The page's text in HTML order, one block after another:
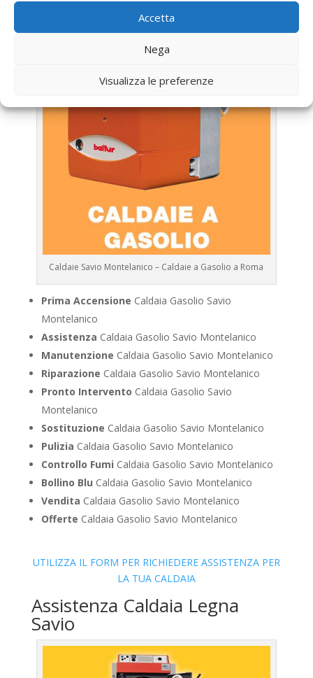
Accetta
Nega
Visualizza le preferenze
Caldaie Savio Montelanico – Caldaie a Gasolio a Roma
Prima Accensione Caldaia Gasolio Savio
Montelanico
Assistenza Caldaia Gasolio Savio Montelanico
Manutenzione Caldaia Gasolio Savio Montelanico
Riparazione Caldaia Gasolio Savio Montelanico
Pronto Intervento Caldaia Gasolio Savio
Montelanico
Sostituzione Caldaia Gasolio Savio Montelanico
Pulizia Caldaia Gasolio Savio Montelanico
Controllo Fumi Caldaia Gasolio Savio Montelanico
Bollino Blu Caldaia Gasolio Savio Montelanico
Vendita Caldaia Gasolio Savio Montelanico
Offerte Caldaia Gasolio Savio Montelanico
UTILIZZA IL FORM PER RICHIEDERE ASSISTENZA PER
LA TUA CALDAIA
Assistenza Caldaia Legna
Savio